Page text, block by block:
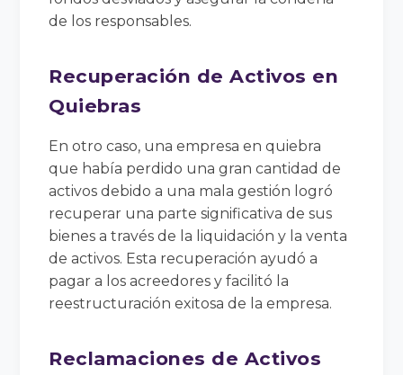
de los responsables.
Recuperación de Activos en
Quiebras
En otro caso, una empresa en quiebra
que había perdido una gran cantidad de
activos debido a una mala gestión logró
recuperar una parte significativa de sus
bienes a través de la liquidación y la venta
de activos. Esta recuperación ayudó a
pagar a los acreedores y facilitó la
reestructuración exitosa de la empresa.
Reclamaciones de Activos